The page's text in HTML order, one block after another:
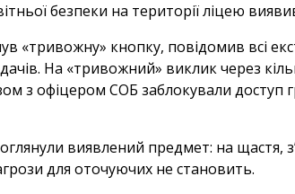
безпеки на території ліцею
«тривожну» кнопку, повідомив всі
На «тривожний» виклик через
з офіцером СОБ заблокували доступ
виявлений предмет: на
для оточуючих не становить.